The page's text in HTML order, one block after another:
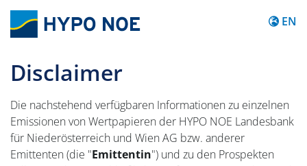
EN
Disclaimer
Die nachstehend verfügbaren Informationen zu einzelnen
Emissionen von Wertpapieren der HYPO NOE Landesbank
für Niederösterreich und Wien AG bzw. anderer
Emittenten (die "Emittentin") und zu den Prospekten